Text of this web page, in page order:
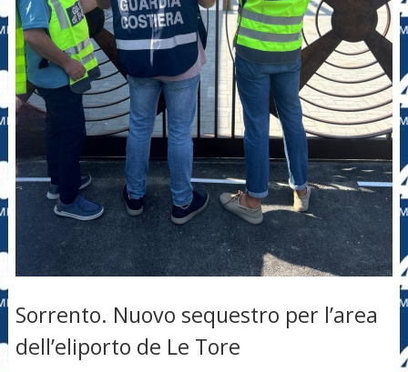
Sorrento. Nuovo sequestro per l’area
dell’eliporto de Le Tore